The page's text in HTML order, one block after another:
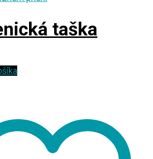
taška